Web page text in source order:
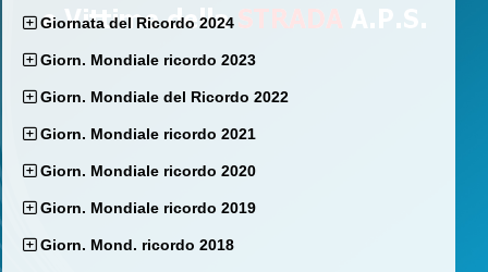
Giornata del Ricordo 2024
Giorn. Mondiale ricordo 2023
Giorn. Mondiale del Ricordo 2022
Giorn. Mondiale ricordo 2021
Giorn. Mondiale ricordo 2020
Giorn. Mondiale ricordo 2019
Giorn. Mond. ricordo 2018